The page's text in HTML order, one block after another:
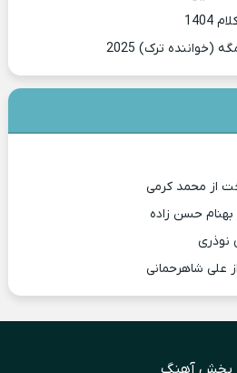
(خواننده ترک) 2025
از محمد کرمی
بهنام حسن زاده
نوذری
علی شاهرحمانی